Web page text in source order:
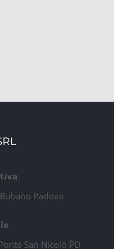
Padova
San Nicolò PD